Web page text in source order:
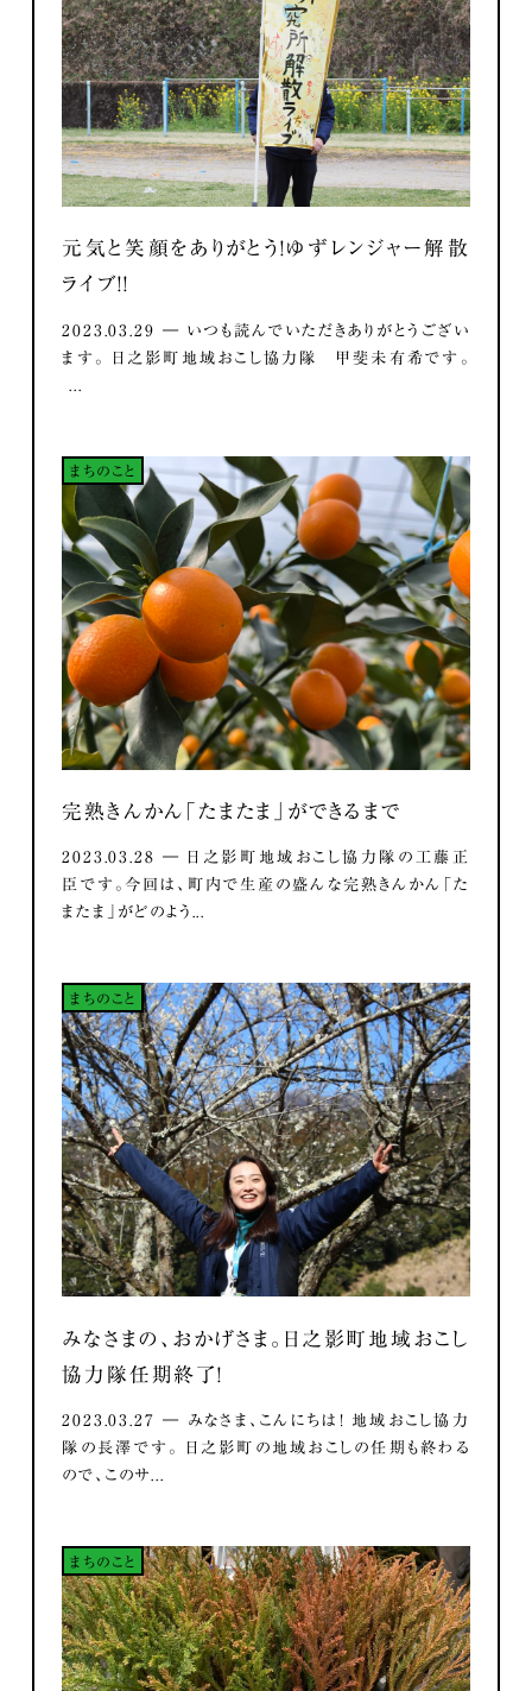
元気と笑顔をありがとう！ゆずレンジャー解散
ライブ！！
2023.03.29 ― いつも読んでいただきありがとうござい
ます。 日之影町地域おこし協力隊 甲斐未有希です。
まちのこと
完熟きんかん「たまたま」ができるまで
2023.03.28 ― 日之影町地域おこし協力隊の工藤正
臣です。今回は、町内で生産の盛んな完熟きんかん「た
またま」がどのよう...
まちのこと
みなさまの、おかげさま。日之影町地域おこし
協力隊任期終了！
2023.03.27 ― みなさま、こんにちは！ 地域おこし協力
隊の長澤です。 日之影町の地域おこしの任期も終わる
ので、このサ...
まちのこと